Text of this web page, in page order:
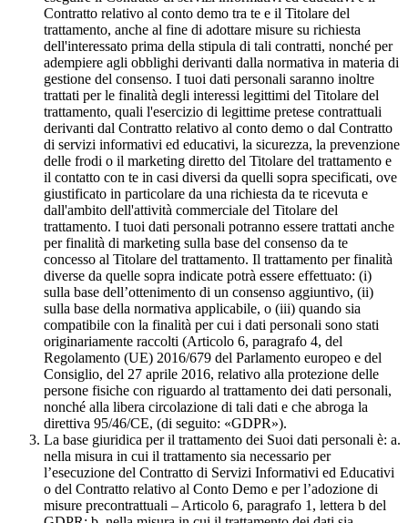
Contratto relativo al conto demo tra te e il Titolare del
trattamento, anche al fine di adottare misure su richiesta
dell'interessato prima della stipula di tali contratti, nonché per
adempiere agli obblighi derivanti dalla normativa in materia di
gestione del consenso. I tuoi dati personali saranno inoltre
trattati per le finalità degli interessi legittimi del Titolare del
trattamento, quali l'esercizio di legittime pretese contrattuali
derivanti dal Contratto relativo al conto demo o dal Contratto
di servizi informativi ed educativi, la sicurezza, la prevenzione
delle frodi o il marketing diretto del Titolare del trattamento e
il contatto con te in casi diversi da quelli sopra specificati, ove
giustificato in particolare da una richiesta da te ricevuta e
dall'ambito dell'attività commerciale del Titolare del
trattamento. I tuoi dati personali potranno essere trattati anche
per finalità di marketing sulla base del consenso da te
concesso al Titolare del trattamento. Il trattamento per finalità
diverse da quelle sopra indicate potrà essere effettuato: (i)
sulla base dell’ottenimento di un consenso aggiuntivo, (ii)
sulla base della normativa applicabile, o (iii) quando sia
compatibile con la finalità per cui i dati personali sono stati
originariamente raccolti (Articolo 6, paragrafo 4, del
Regolamento (UE) 2016/679 del Parlamento europeo e del
Consiglio, del 27 aprile 2016, relativo alla protezione delle
persone fisiche con riguardo al trattamento dei dati personali,
nonché alla libera circolazione di tali dati e che abroga la
direttiva 95/46/CE, (di seguito: «GDPR»).
La base giuridica per il trattamento dei Suoi dati personali è: a.
nella misura in cui il trattamento sia necessario per
l’esecuzione del Contratto di Servizi Informativi ed Educativi
o del Contratto relativo al Conto Demo e per l’adozione di
misure precontrattuali – Articolo 6, paragrafo 1, lettera b del